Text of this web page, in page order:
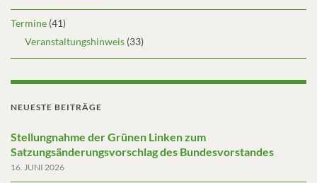
Termine (41)
Veranstaltungshinweis (33)
NEUESTE BEITRÄGE
Stellungnahme der Grünen Linken zum
Satzungsänderungsvorschlag des Bundesvorstandes
16. JUNI 2026